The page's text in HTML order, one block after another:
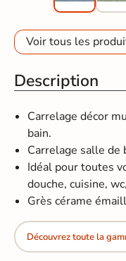
Voir tous les
Description
Carrelage décor
bain.
Carrelage salle de
Idéal pour toutes
douche, cuisine,
Grès cérame
Découvrez toute la